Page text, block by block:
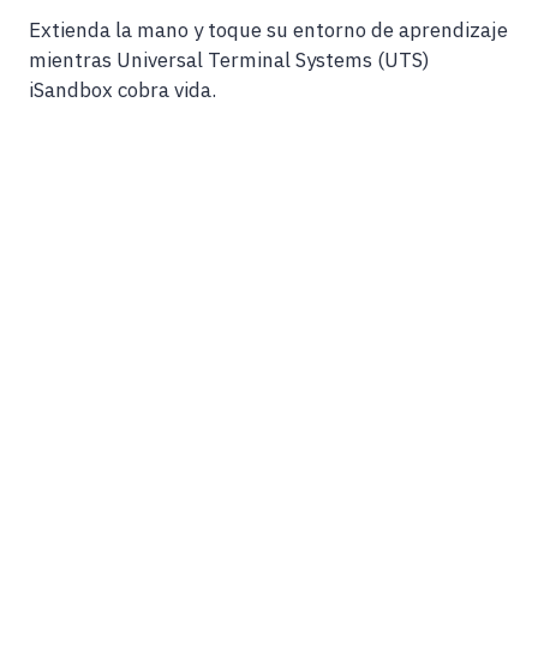
Extienda la mano y toque su entorno de aprendizaje
mientras Universal Terminal Systems (UTS)
iSandbox cobra vida.